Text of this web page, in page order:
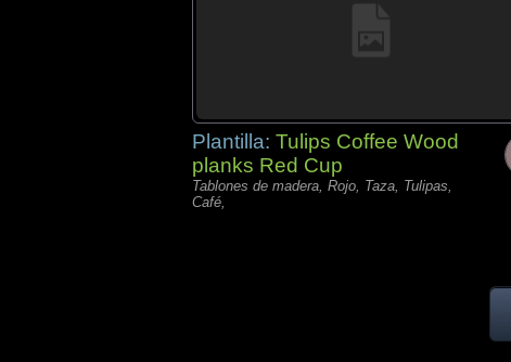
Plantilla: Tulips Coffee Wood
planks Red Cup
Tablones de madera, Rojo, Taza, Tulipas,
Café,